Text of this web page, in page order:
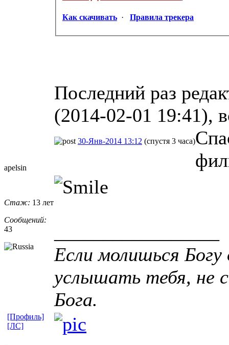
Как скачивать · Правила трекера
Последний раз
(2014-02-01 19:41),
apelsin
Стаж: 13 лет
Сообщений:
43
30-Янв-2014 13:12 (спустя 3 часа)
Если молишься
услышать тебя, не
Бога.
[Профиль]
[ЛС]